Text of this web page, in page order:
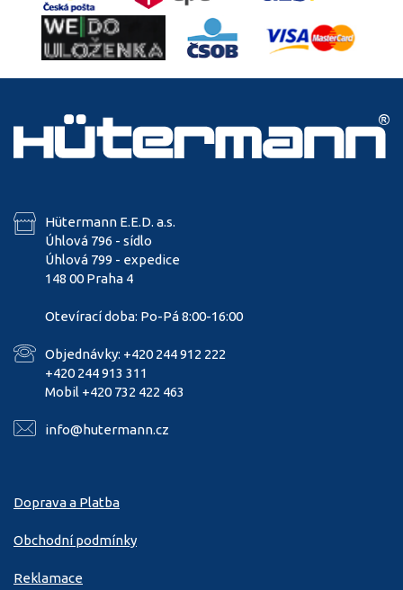
Hütermann E.E.D. a.s.
Úhlová 796 - sídlo
Úhlová 799 - expedice
148 00 Praha 4
Otevírací doba: Po-Pá 8:00-16:00
Objednávky: +420 244 912 222
+420 244 913 311
Mobil +420 732 422 463
info@hutermann.cz
Doprava a Platba
Obchodní podmínky
Reklamace